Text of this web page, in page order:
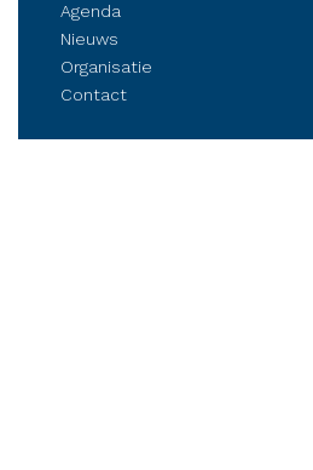
Agenda
Nieuws
Organisatie
Contact